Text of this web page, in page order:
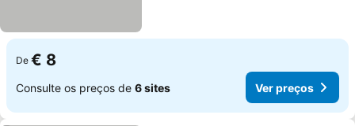
De € 8
Consulte os preços de 6 sites Ver preços